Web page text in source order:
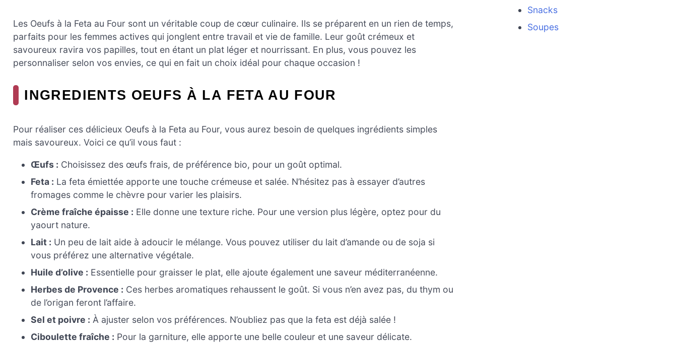
Les Oeufs à la Feta au Four sont un véritable coup de cœur culinaire. Ils se préparent en un rien de temps,
parfaits pour les femmes actives qui jonglent entre travail et vie de famille. Leur goût crémeux et
savoureux ravira vos papilles, tout en étant un plat léger et nourrissant. En plus, vous pouvez les
personnaliser selon vos envies, ce qui en fait un choix idéal pour chaque occasion !
INGREDIENTS OEUFS À LA FETA AU FOUR
Pour réaliser ces délicieux Oeufs à la Feta au Four, vous aurez besoin de quelques ingrédients simples
mais savoureux. Voici ce qu’il vous faut :
Œufs : Choisissez des œufs frais, de préférence bio, pour un goût optimal.
Feta : La feta émiettée apporte une touche crémeuse et salée. N’hésitez pas à essayer d’autres
fromages comme le chèvre pour varier les plaisirs.
Crème fraîche épaisse : Elle donne une texture riche. Pour une version plus légère, optez pour du
yaourt nature.
Lait : Un peu de lait aide à adoucir le mélange. Vous pouvez utiliser du lait d’amande ou de soja si
vous préférez une alternative végétale.
Huile d’olive : Essentielle pour graisser le plat, elle ajoute également une saveur méditerranéenne.
Herbes de Provence : Ces herbes aromatiques rehaussent le goût. Si vous n’en avez pas, du thym ou
de l’origan feront l’affaire.
Sel et poivre : À ajuster selon vos préférences. N’oubliez pas que la feta est déjà salée !
Ciboulette fraîche : Pour la garniture, elle apporte une belle couleur et une saveur délicate.
Snacks
Soupes